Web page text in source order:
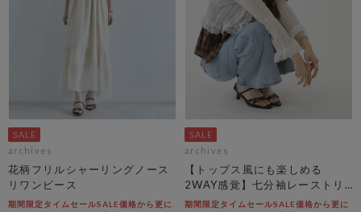
archives
花柄フリルシャーリングノース
リワンピース
期間限定タイムセールSALE価格から更に
archives
【トップス風にも楽しめる
2WAY感覚】七分袖レーストリ
ム透かしニットカーディガン
期間限定タイムセールSALE価格から更に